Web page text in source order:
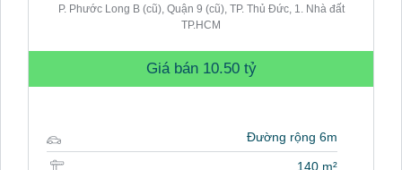
P. Phước Long B (cũ), Quận 9 (cũ), TP. Thủ Đức, 1. Nhà đất
TP.HCM
Giá bán 10.50 tỷ
Đường rộng 6m
140 m²